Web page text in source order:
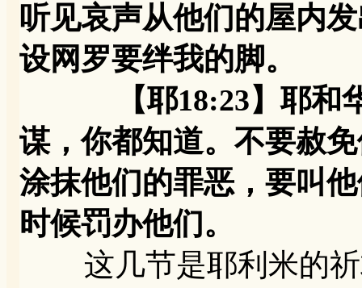
听见哀声从他们的屋内
设网罗要绊我的脚。
【耶18:23】耶和华
谋，你都知道。不要赦
涂抹他们的罪恶，要叫
时候罚办他们。
这几节是耶利米的祈